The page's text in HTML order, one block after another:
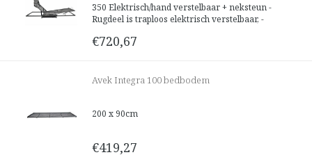
350 Elektrisch/hand verstelbaar + neksteun -
Rugdeel is traploos elektrisch verstelbaar, -
- - Het dwarsgespannen spiraalnet volgt uw
€720,67
Avek Integra 100 bedbodem
200 x 90cm
€419,27